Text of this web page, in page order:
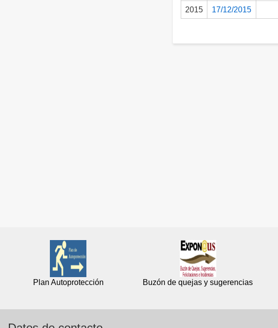
2015 17/12/2015
Plan Autoprotección Buzón de quejas y sugerencias